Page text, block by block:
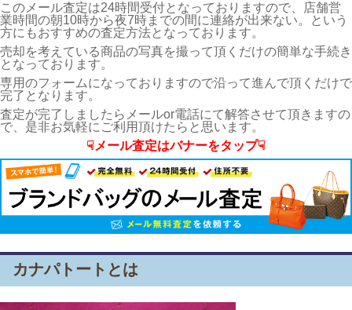
このメール査定は24時間受付となっておりますので、店舗営
業時間の朝10時から夜7時までの間に連絡が出来ない。という
方にもおすすめの査定方法となっております。
売却を考えている商品の写真を撮って頂くだけの簡単な手続き
となっております。
専用のフォームになっておりますので沿って進んで頂くだけで
完了となります。
査定が完了しましたらメールor電話にて解答させて頂きますの
で、是非お気軽にご利用頂けたらと思います。
☟メール査定はバナーをタップ☟
カナパトートとは